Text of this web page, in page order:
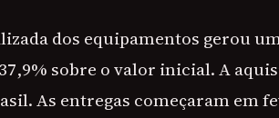
dos equipamentos gerou
sobre o valor inicial. A
As entregas começaram em